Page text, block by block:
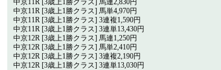
中京11R [3歳上1勝クラス] 馬連2,830円
中京11R [3歳上1勝クラス] 馬単4,970円
中京11R [3歳上1勝クラス] 3連複1,590円
中京11R [3歳上1勝クラス] 3連単13,430円
中京12R [3歳上1勝クラス] 馬連1,250円
中京12R [3歳上1勝クラス] 馬単2,410円
中京12R [3歳上1勝クラス] 3連複2,190円
中京12R [3歳上1勝クラス] 3連単13,030円